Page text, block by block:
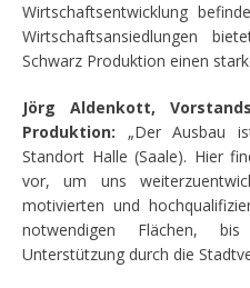
Wirtschaftsentwicklung
Wirtschaftsansiedlungen
Schwarz Produktion einen
Jörg Aldenkott,
Produktion: „Der Ausbau
Standort Halle (Saale). Hier
vor, um uns
motivierten und
notwendigen Flächen,
Unterstützung durch die